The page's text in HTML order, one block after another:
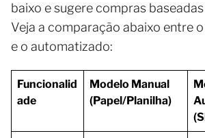
baixo e sugere compras
Veja a comparação abaixo entre
e o automatizado:
Funcionalid
ade
Modelo Manual
(Papel/Planilha)